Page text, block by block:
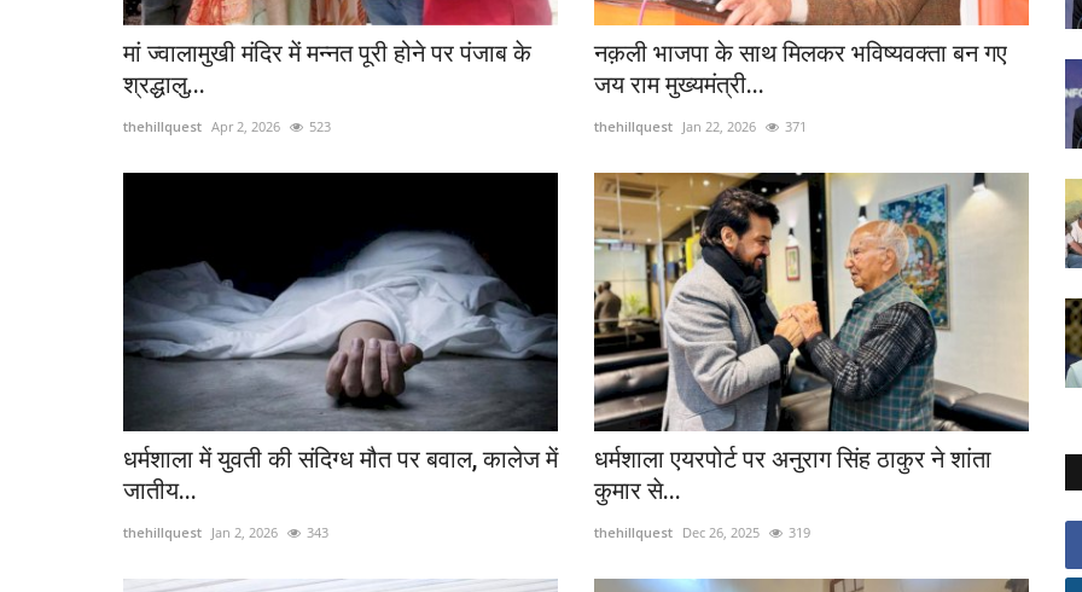
मां ज्वालामुखी मंदिर में मन्नत पूरी होने पर पंजाब के
श्रद्धालु...
thehillquest Apr 2, 2026 523
नक़ली भाजपा के साथ मिलकर भविष्यवक्ता बन गए
जय राम मुख्यमंत्री...
thehillquest Jan 22, 2026 371
धर्मशाला में युवती की संदिग्ध मौत पर बवाल, कालेज में
जातीय...
thehillquest Jan 2, 2026 343
धर्मशाला एयरपोर्ट पर अनुराग सिंह ठाकुर ने शांता
कुमार से...
thehillquest Dec 26, 2025 319